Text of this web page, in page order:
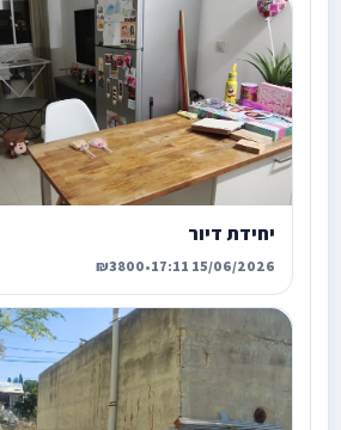
יחידת דיור
15/06/2026 17:11
•
₪3800